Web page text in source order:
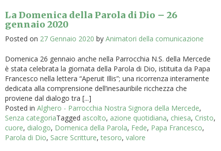
La Domenica della Parola di Dio – 26
gennaio 2020
Posted on 27 Gennaio 2020 by Animatori della comunicazione
Domenica 26 gennaio anche nella Parrocchia N.S. della Mercede
è stata celebrata la giornata della Parola di Dio, istituita da Papa
Francesco nella lettera “Aperuit Illis”; una ricorrenza interamente
dedicata alla comprensione dell’inesauribile ricchezza che
proviene dal dialogo tra [...]
Posted in Alghero - Parrocchia Nostra Signora della Mercede,
Senza categoriaTagged ascolto, azione quotidiana, chiesa, Cristo,
cuore, dialogo, Domenica della Parola, Fede, Papa Francesco,
Parola di Dio, Sacre Scritture,tesoro, valore